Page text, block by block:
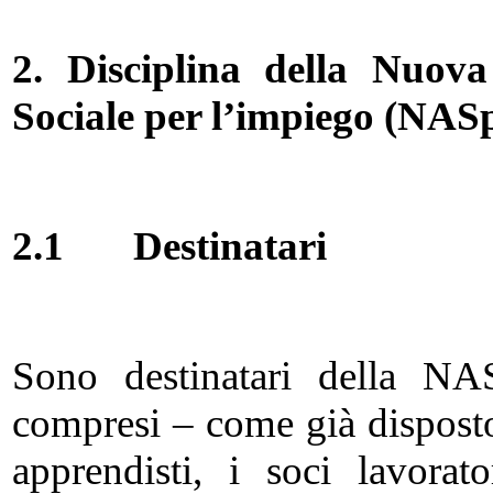
2. Disciplina della
Sociale per l’impiego
2.1 Destinatari
Sono destinatari della
compresi – come già
apprendisti, i soci